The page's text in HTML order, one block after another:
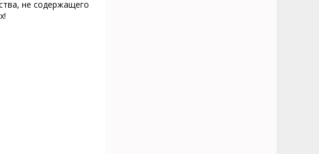
не содержащего